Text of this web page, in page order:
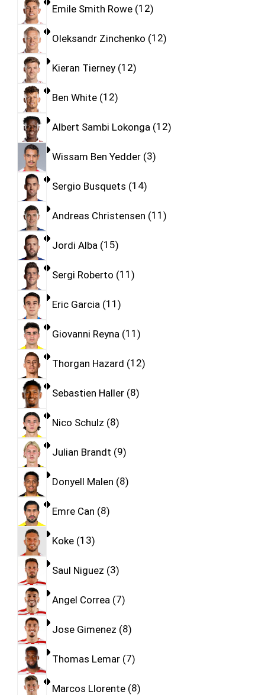
Emile Smith Rowe 12
Oleksandr Zinchenko 12
Kieran Tierney 12
Ben White 12
Albert Sambi Lokonga 12
Wissam Ben Yedder 3
Sergio Busquets 14
Andreas Christensen 11
Jordi Alba 15
Sergi Roberto 11
Eric Garcia 11
Giovanni Reyna 11
Thorgan Hazard 12
Sebastien Haller 8
Nico Schulz 8
Julian Brandt 9
Donyell Malen 8
Emre Can 8
Koke 13
Saul Niguez 3
Angel Correa 7
Jose Gimenez 8
Thomas Lemar 7
Marcos Llorente 8